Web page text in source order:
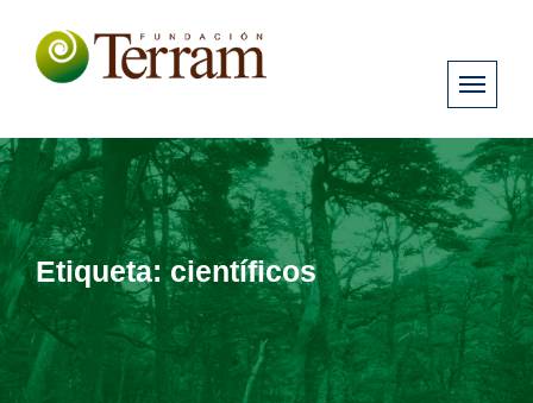
Etiqueta:científicos